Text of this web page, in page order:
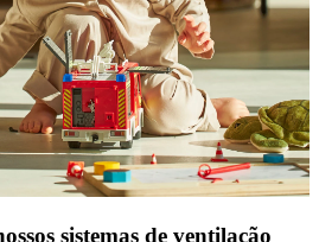
sistemas de ventilação